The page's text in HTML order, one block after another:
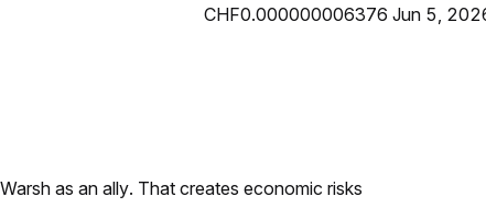
CHF0.000000006376 Jun 5,
as an ally. That creates economic risks